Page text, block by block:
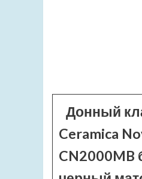
Донный
Ceramica
CN2000MB